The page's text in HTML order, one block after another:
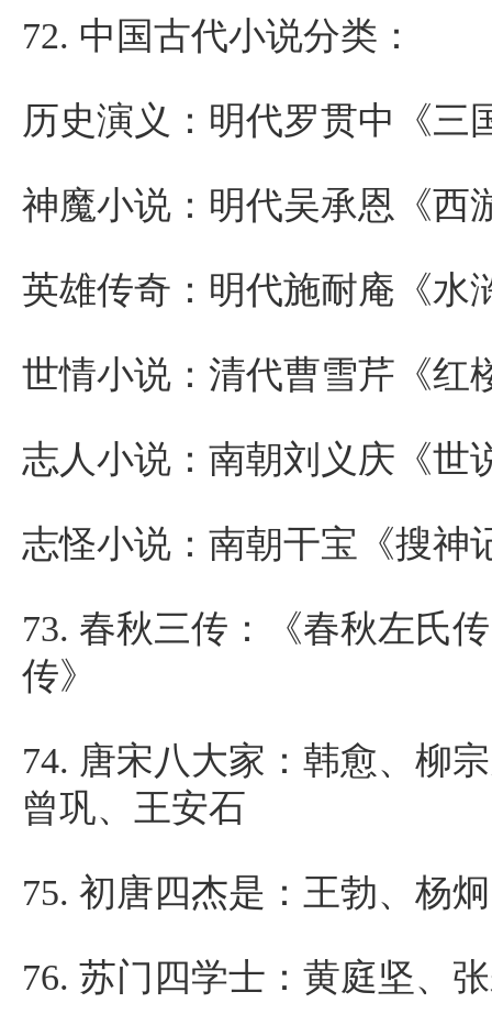
72. 中国古代小说分类：
历史演义：明代罗贯中《三
神魔小说：明代吴承恩《西
英雄传奇：明代施耐庵《水
世情小说：清代曹雪芹《红
志人小说：南朝刘义庆《世
志怪小说：南朝干宝《搜神
73. 春秋三传：《春秋左氏
传》
74. 唐宋八大家：韩愈、柳
曾巩、王安石
75. 初唐四杰是：王勃、杨
76. 苏门四学士：黄庭坚、